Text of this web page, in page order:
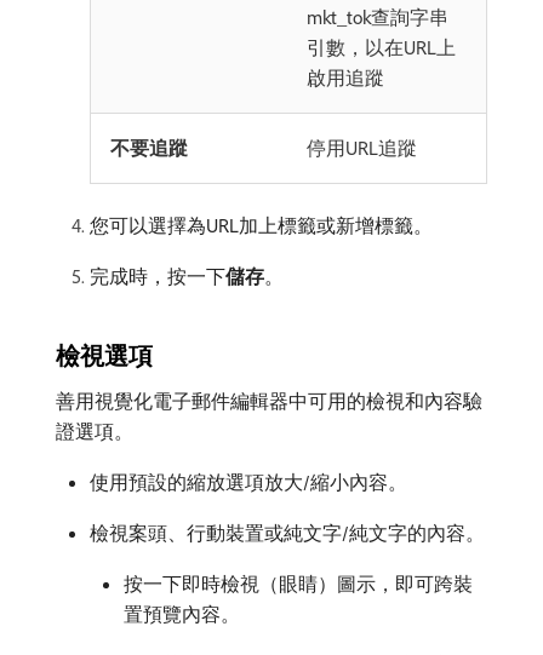
mkt_tok查詢字串
引數，以在URL上
啟用追蹤
不要追蹤 停用URL追蹤
您可以選擇為URL加上標籤或新增標籤。
完成時，按一下​儲存。
檢視選項
善用視覺化電子郵件編輯器中可用的檢視和內容驗
證選項。
使用預設的縮放選項放大/縮小內容。
檢視案頭、行動裝置或純文字/純文字的內容。
按一下即時檢視（眼睛）圖示，即可跨裝
置預覽內容。